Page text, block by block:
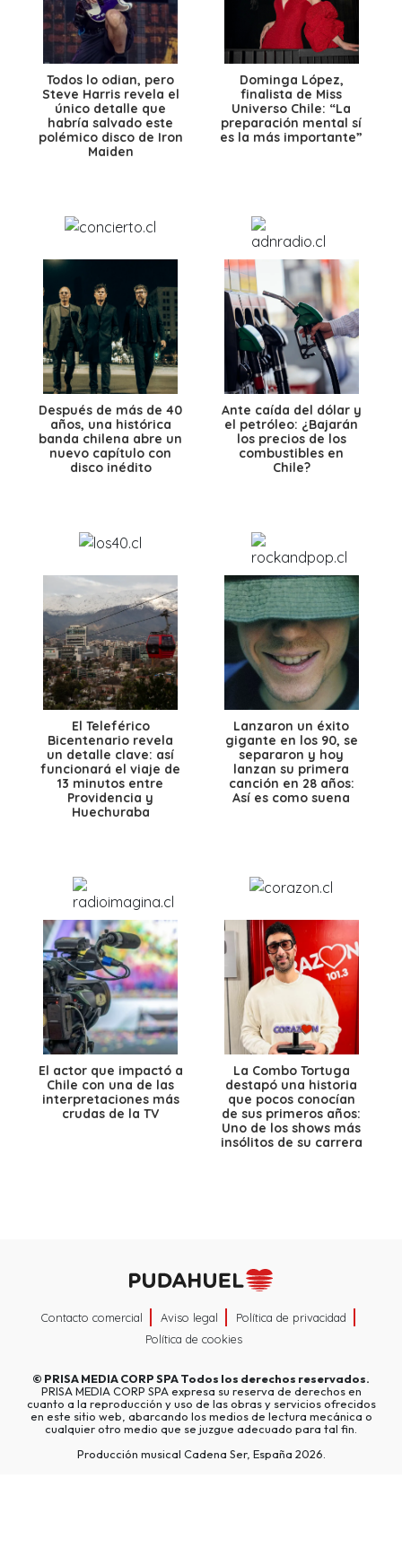
Todos lo odian, pero
Steve Harris revela el
único detalle que
habría salvado este
polémico disco de Iron
Maiden
Dominga López,
finalista de Miss
Universo Chile: “La
preparación mental sí
es la más importante”
Después de más de 40
años, una histórica
banda chilena abre un
nuevo capítulo con
disco inédito
Ante caída del dólar y
el petróleo: ¿Bajarán
los precios de los
combustibles en
Chile?
El Teleférico
Bicentenario revela
un detalle clave: así
funcionará el viaje de
13 minutos entre
Providencia y
Huechuraba
Lanzaron un éxito
gigante en los 90, se
separaron y hoy
lanzan su primera
canción en 28 años:
Así es como suena
El actor que impactó a
Chile con una de las
interpretaciones más
crudas de la TV
La Combo Tortuga
destapó una historia
que pocos conocían
de sus primeros años:
Uno de los shows más
insólitos de su carrera
Contacto comercial Aviso legal
Política de privacidad
Política de cookies
© PRISA MEDIA CORP SPATodos los derechos reservados.
PRISA MEDIA CORP SPA expresa su reserva de derechos en
cuanto a la reproducción y uso de las obras y servicios ofrecidos
en este sitio web, abarcando los medios de lectura mecánica o
cualquier otro medio que se juzgue adecuado para tal fin.
Producción musical Cadena Ser, España 2026.